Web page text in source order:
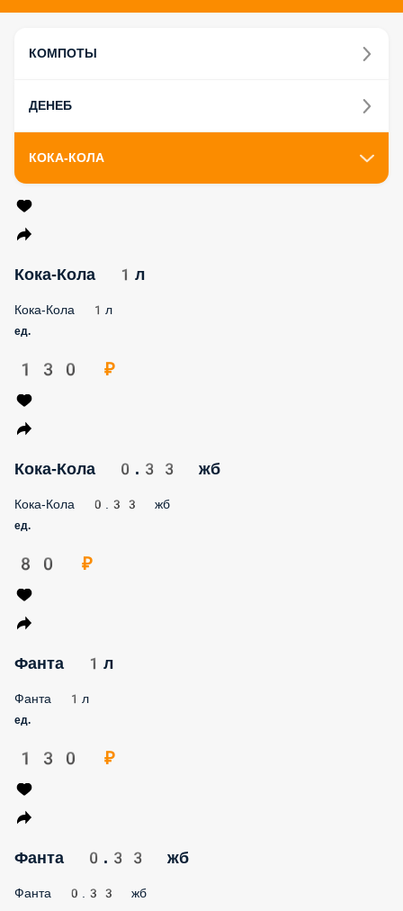
КОМПОТЫ
ДЕНЕБ
КОКА-КОЛА
Кока-Кола 1л
Кока-Кола 1л
ед.
130 ₽
Кока-Кола 0.33 жб
Кока-Кола 0.33 жб
ед.
80 ₽
Фанта 1л
Фанта 1л
ед.
130 ₽
Фанта 0.33 жб
Фанта 0.33 жб